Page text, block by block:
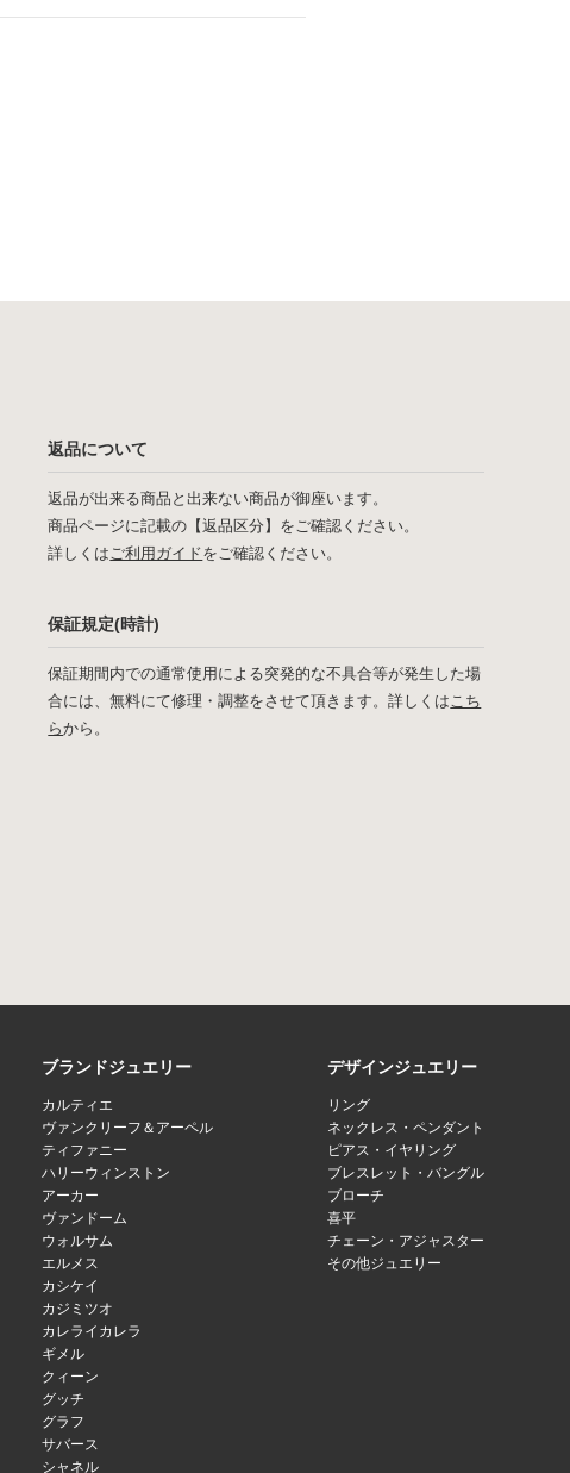
返品について
返品が出来る商品と出来ない商品が御座います。
商品ページに記載の【返品区分】をご確認ください。
詳しくはご利用ガイドをご確認ください。
保証規定(時計)
保証期間内での通常使用による突発的な不具合等が発生した場
合には、無料にて修理・調整をさせて頂きます。詳しくはこち
らから。
ブランドジュエリー
カルティエ
ヴァンクリーフ＆アーペル
ティファニー
ハリーウィンストン
アーカー
ヴァンドーム
ウォルサム
エルメス
カシケイ
カジミツオ
カレライカレラ
ギメル
クィーン
グッチ
グラフ
サバース
シャネル
デザインジュエリー
リング
ネックレス・ペンダント
ピアス・イヤリング
ブレスレット・バングル
ブローチ
喜平
チェーン・アジャスター
その他ジュエリー